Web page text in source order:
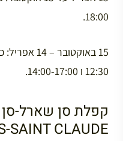
18:00.
12:30 ו 14:00-17:00.
SAINT CLAUDE)